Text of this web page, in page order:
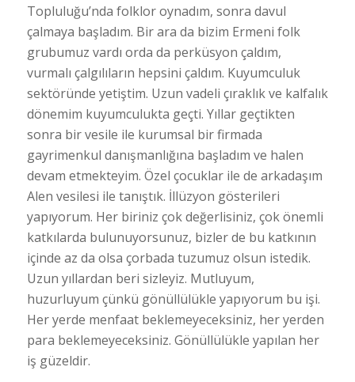
Topluluğu’nda folklor oynadım, sonra davul
çalmaya başladım. Bir ara da bizim Ermeni folk
grubumuz vardı orda da perküsyon çaldım,
vurmalı çalgılıların hepsini çaldım. Kuyumculuk
sektöründe yetiştim. Uzun vadeli çıraklık ve kalfalık
dönemim kuyumculukta geçti. Yıllar geçtikten
sonra bir vesile ile kurumsal bir firmada
gayrimenkul danışmanlığına başladım ve halen
devam etmekteyim. Özel çocuklar ile de arkadaşım
Alen vesilesi ile tanıştık. İllüzyon gösterileri
yapıyorum. Her biriniz çok değerlisiniz, çok önemli
katkılarda bulunuyorsunuz, bizler de bu katkının
içinde az da olsa çorbada tuzumuz olsun istedik.
Uzun yıllardan beri sizleyiz. Mutluyum,
huzurluyum çünkü gönüllülükle yapıyorum bu işi.
Her yerde menfaat beklemeyeceksiniz, her yerden
para beklemeyeceksiniz. Gönüllülükle yapılan her
iş güzeldir.